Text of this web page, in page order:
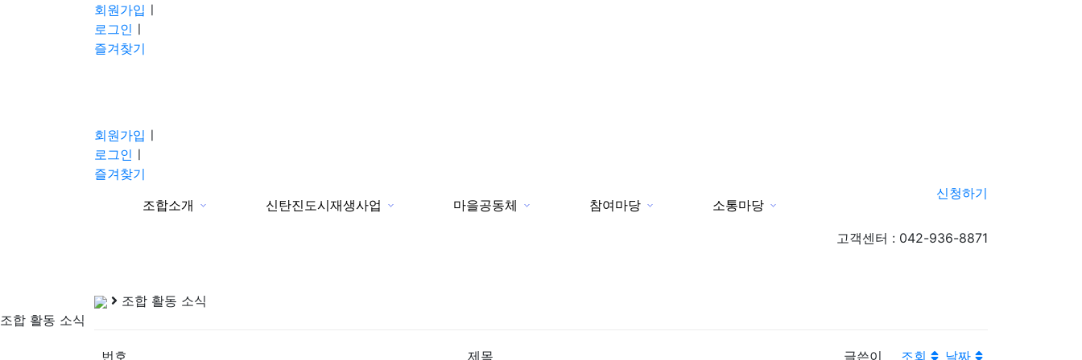
회원가입 ㅣ
로그인 ㅣ
즐겨찾기
회원가입 ㅣ
로그인 ㅣ
즐겨찾기
조합소개
신탄진도시재생사업 마을공동체 참여마당 소통마당
신청하기
고객센터 : 042-936-8871
조합 활동 소식
조합 활동 소식
번호 제목 글쓴이 조회 날짜